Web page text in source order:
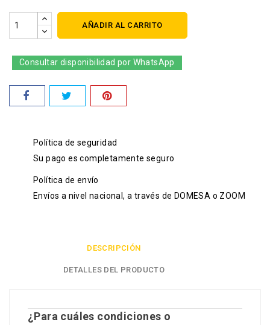
AÑADIR AL CARRITO
Consultar disponibilidad por WhatsApp
Política de seguridad
Su pago es completamente seguro
Política de envío
Envíos a nivel nacional, a través de DOMESA o ZOOM
DESCRIPCIÓN
DETALLES DEL PRODUCTO
¿Para cuáles condiciones o